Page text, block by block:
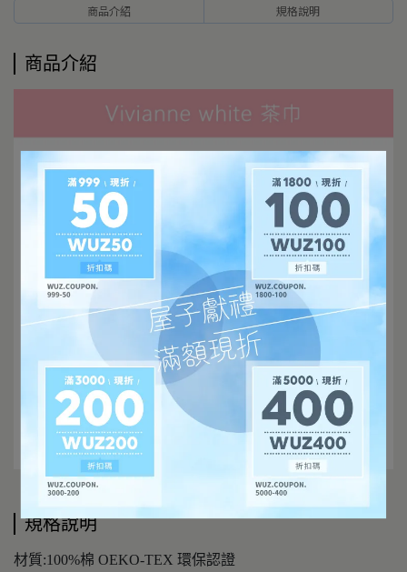
商品介紹 規格說明
商品介紹
規格說明
材質:100%棉 OEKO-TEX 環保認證